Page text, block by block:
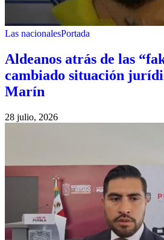
Las nacionalesPortada
Aldeanos atrás de las
cambiado situación
Marín
28 julio, 2026